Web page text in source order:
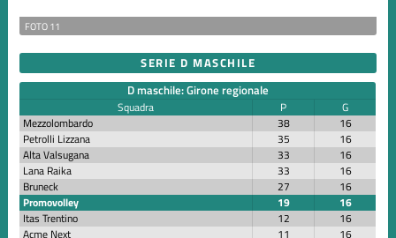
FOTO 11
SERIE D MASCHILE
D maschile: Girone regionale
Squadra P
G
Mezzolombardo
38
16
Petrolli Lizzana
35
16
Alta Valsugana
33
16
Lana Raika
33
16
Bruneck
27
16
Promovolley
19
16
Itas Trentino
12
16
Acme Next
11
16